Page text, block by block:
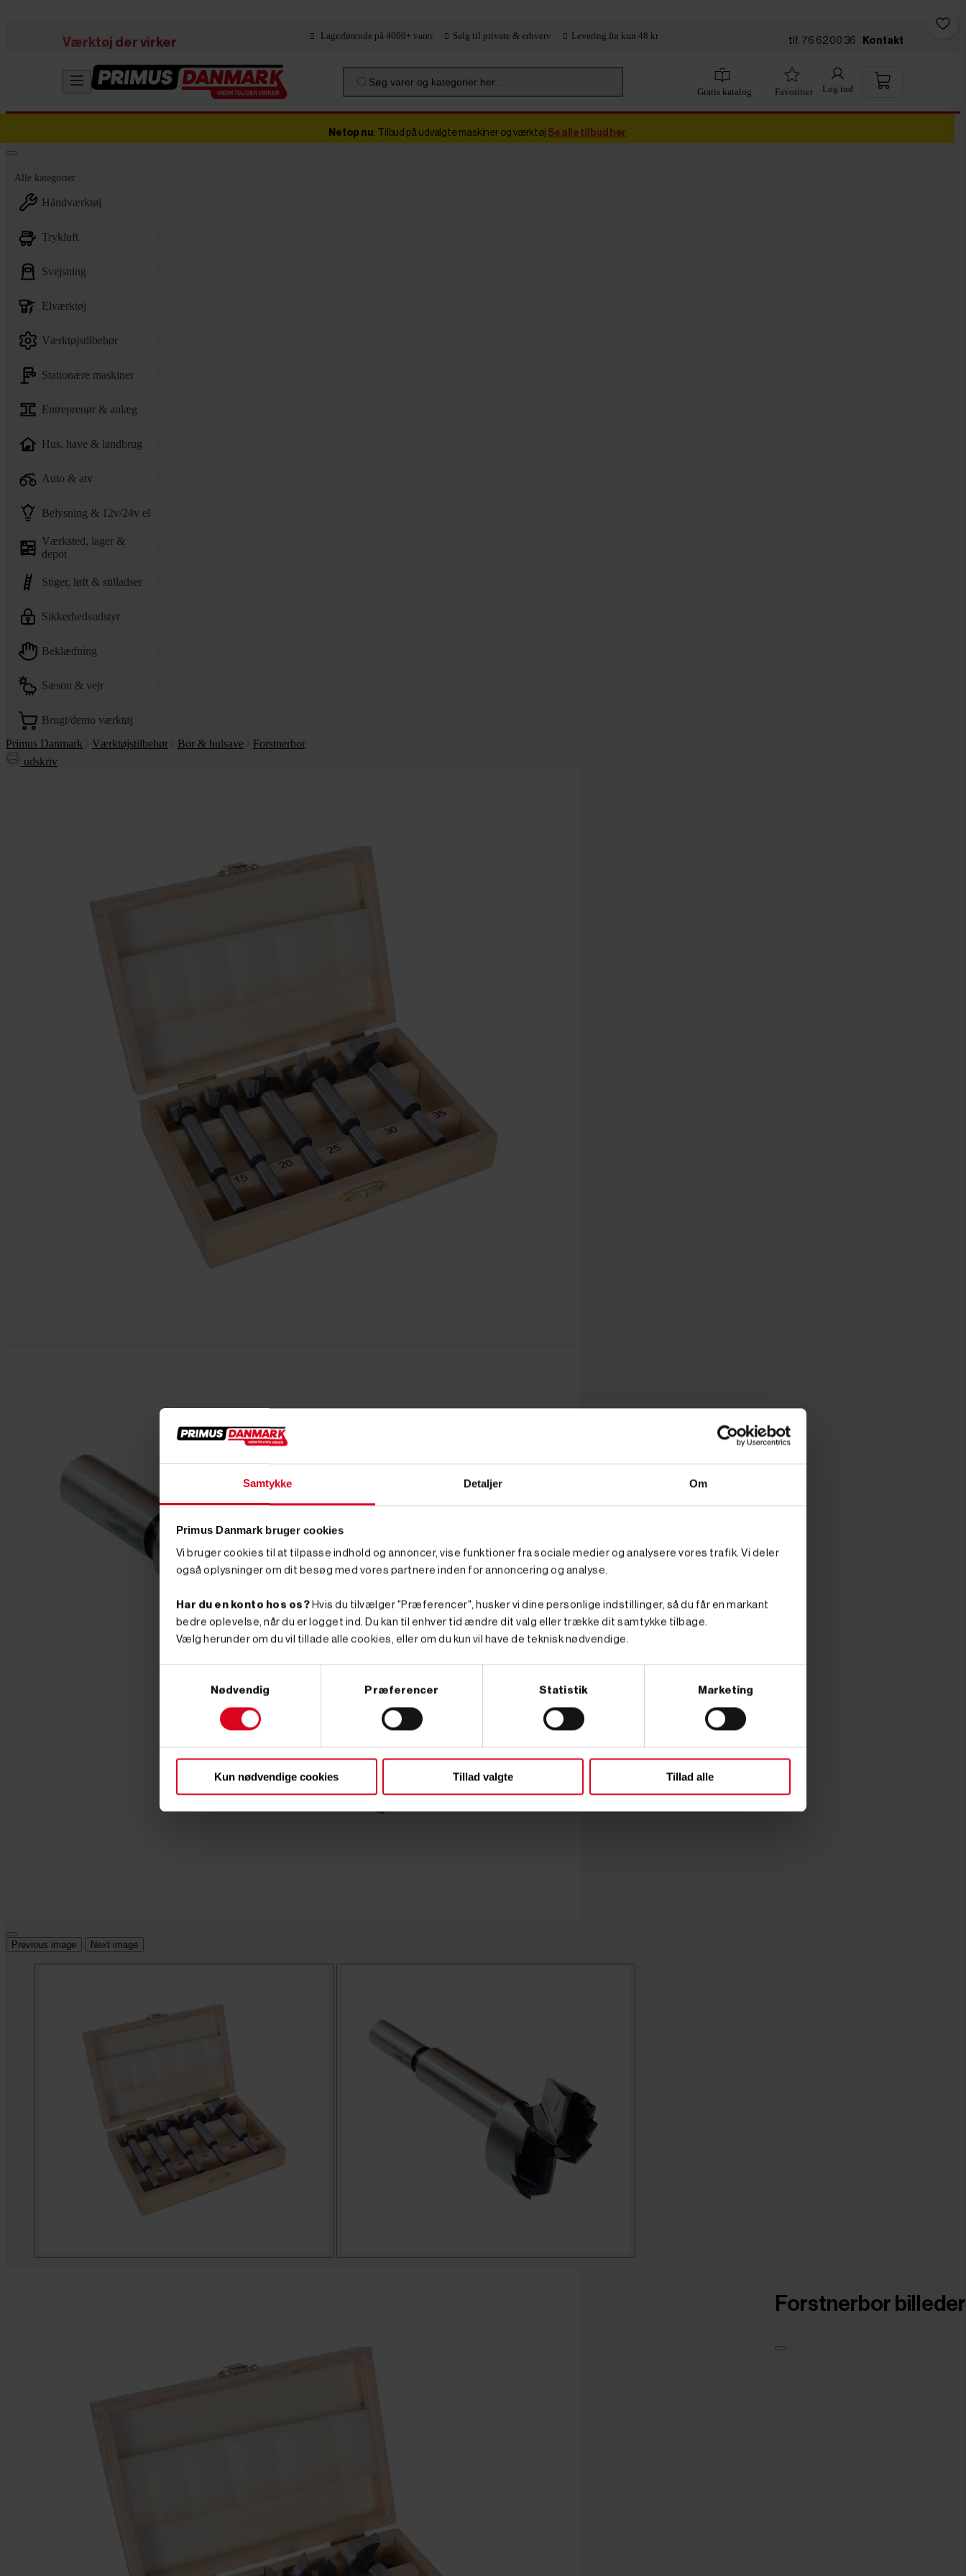
Samtykke Detaljer Om
Primus Danmark bruger cookies
Vi bruger cookies til at tilpasse indhold og annoncer, vise funktioner fra sociale medier og analysere vores trafik. Vi deler
også oplysninger om dit besøg med vores partnere inden for annoncering og analyse.
Har du en konto hos os? Hvis du tilvælger "Præferencer", husker vi dine personlige indstillinger, så du får en markant
bedre oplevelse, når du er logget ind. Du kan til enhver tid ændre dit valg eller trække dit samtykke tilbage.
Vælg herunder om du vil tillade alle cookies, eller om du kun vil have de teknisk nødvendige.
Nødvendig Præferencer Statistik Marketing
Kun nødvendige cookies Tillad valgte Tillad alle
Værktøj der virker
Lagerførende på 4000+ varer Salg til private & erhverv Levering fra kun 48 kr tlf. 76 62 00 36 Kontakt
Søg varer og kategorier her ...
Gratis katalog Favoritter Log ind
Netop nu: Tilbud på udvalgte maskiner og værktøj Se alle tilbud her
Alle kategorier
håndværktøj
trykluft
svejsning
elværktøj
værktøjstilbehør
stationære maskiner
entreprenør & anlæg
hus, have & landbrug
auto & atv
belysning & 12v/24v el
værksted, lager &
depot
stiger, løft & stilladser
sikkerhedsudstyr
beklædning
sæson & vejr
brugt/demo værktøj
Primus Danmark
Værktøjstilbehør Bor & hulsave
Forstnerbor
udskriv
Previous image Next image
Forstnerbor billeder